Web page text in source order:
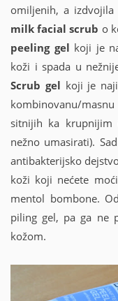
omiljenih, a izdvojila
milk facial scrub o
peeling gel koji je
koži i spada u
Scrub gel koji je
kombinovanu/
sitnijih ka krupnijim
nežno umasirati).
antibakterijsko
koži koji nećete
mentol bombone.
piling gel, pa ga ne
kožom.